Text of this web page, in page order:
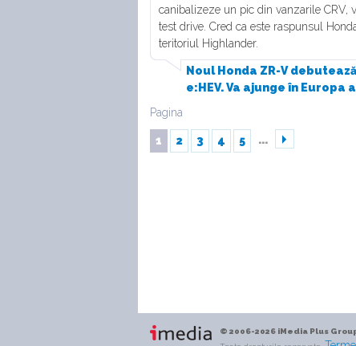
canibalizeze un pic din vanzarile CRV,
test drive. Cred ca este raspunsul
teritoriul Highlander.
Noul Honda ZR-V
e:HEV. Va ajunge în Europa
Pagina
1 2 3 4 5 ...
© 2006-2026 iMedia Plus